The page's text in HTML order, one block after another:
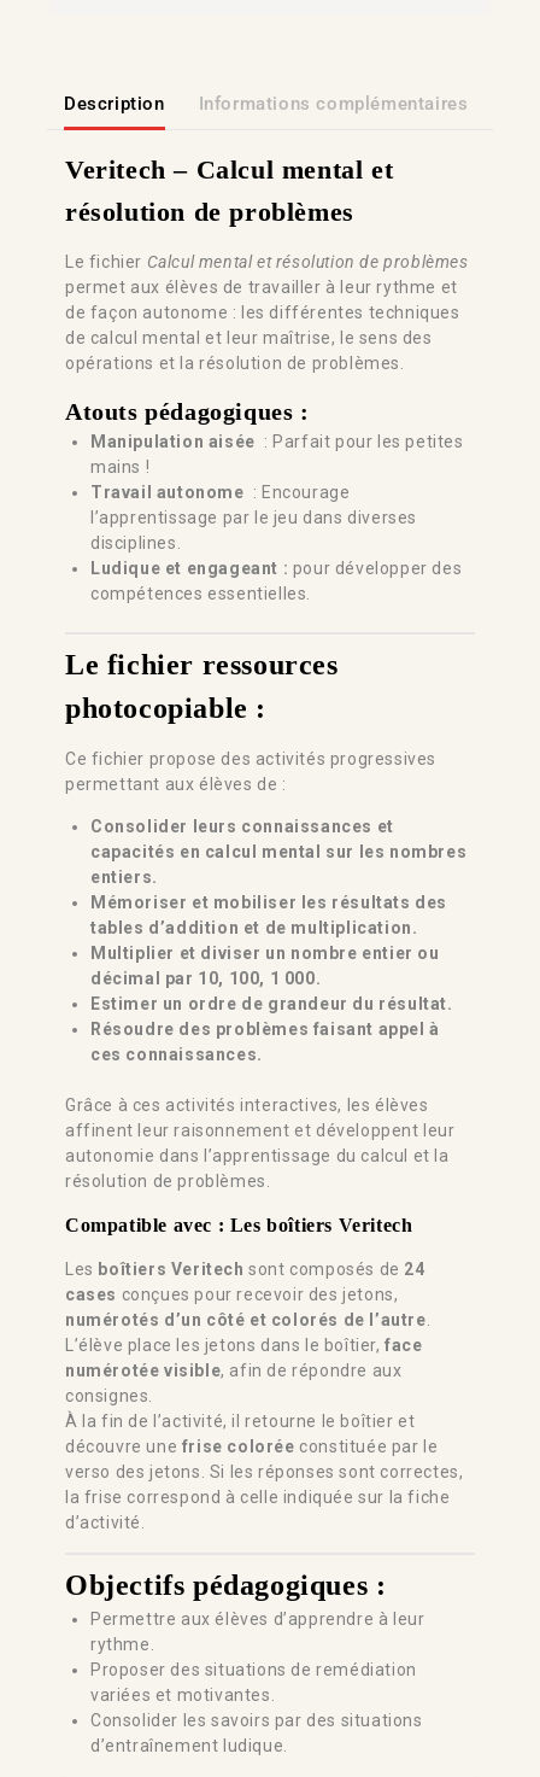
Description Informations complémentaires
Veritech – Calcul mental et
résolution de problèmes
Le fichier Calcul mental et résolution de problèmes
permet aux élèves de travailler à leur rythme et
de façon autonome : les différentes techniques
de calcul mental et leur maîtrise, le sens des
opérations et la résolution de problèmes.
Atouts pédagogiques :
Manipulation aisée : Parfait pour les petites
mains !
Travail autonome : Encourage
l’apprentissage par le jeu dans diverses
disciplines.
Ludique et engageant : pour développer des
compétences essentielles.
Le fichier ressources
photocopiable :
Ce fichier propose des activités progressives
permettant aux élèves de :
Consolider leurs connaissances et
capacités en calcul mental sur les nombres
entiers.
Mémoriser et mobiliser les résultats des
tables d’addition et de multiplication.
Multiplier et diviser un nombre entier ou
décimal par 10, 100, 1 000.
Estimer un ordre de grandeur du résultat.
Résoudre des problèmes faisant appel à
ces connaissances.
Grâce à ces activités interactives, les élèves
affinent leur raisonnement et développent leur
autonomie dans l’apprentissage du calcul et la
résolution de problèmes.
Compatible avec : Les boîtiers Veritech
Les boîtiers Veritech sont composés de 24
cases conçues pour recevoir des jetons,
numérotés d’un côté et colorés de l’autre
L’élève place les jetons dans le boîtier,face
numérotée visible, afin de répondre aux
consignes.
À la fin de l’activité, il retourne le boîtier et
découvre une frise colorée constituée par le
verso des jetons. Si les réponses sont correctes,
la frise correspond à celle indiquée sur la fiche
d’activité.
Objectifs pédagogiques :
Permettre aux élèves d’apprendre à leur
rythme.
Proposer des situations de remédiation
variées et motivantes.
Consolider les savoirs par des situations
d’entraînement ludique.